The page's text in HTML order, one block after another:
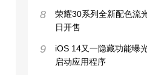
8
荣耀30系列全新配色流
日开售
9
iOS 14又一隐藏功能曝
启动应用程序